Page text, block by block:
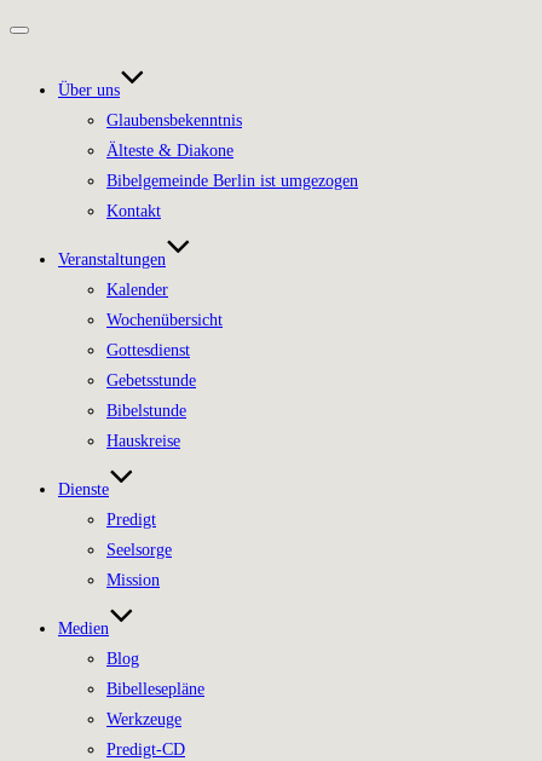
Navigation
Über uns
Glaubensbekenntnis
Älteste & Diakone
Bibelgemeinde Berlin ist umgezogen
Kontakt
Veranstaltungen
Kalender
Wochenübersicht
Gottesdienst
Gebetsstunde
Bibelstunde
Hauskreise
Dienste
Predigt
Seelsorge
Mission
Medien
Blog
Bibellesepläne
Werkzeuge
Predigt-CD